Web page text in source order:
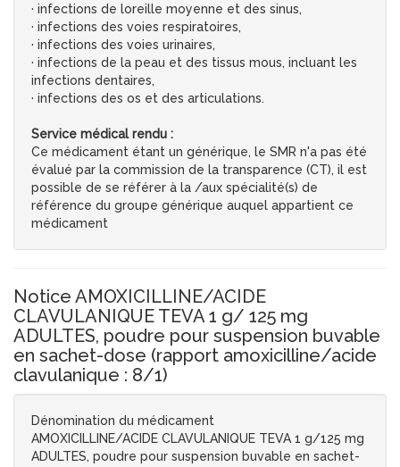
· infections de loreille moyenne et des sinus,
· infections des voies respiratoires,
· infections des voies urinaires,
· infections de la peau et des tissus mous, incluant les
infections dentaires,
· infections des os et des articulations.
Service médical rendu :
Ce médicament étant un générique, le SMR n'a pas été
évalué par la commission de la transparence (CT), il est
possible de se référer à la /aux spécialité(s) de
référence du groupe générique auquel appartient ce
médicament
Notice AMOXICILLINE/ACIDE
CLAVULANIQUE TEVA 1 g/ 125 mg
ADULTES, poudre pour suspension buvable
en sachet-dose (rapport amoxicilline/acide
clavulanique : 8/1)
Dénomination du médicament
AMOXICILLINE/ACIDE CLAVULANIQUE TEVA 1 g/125 mg
ADULTES, poudre pour suspension buvable en sachet-